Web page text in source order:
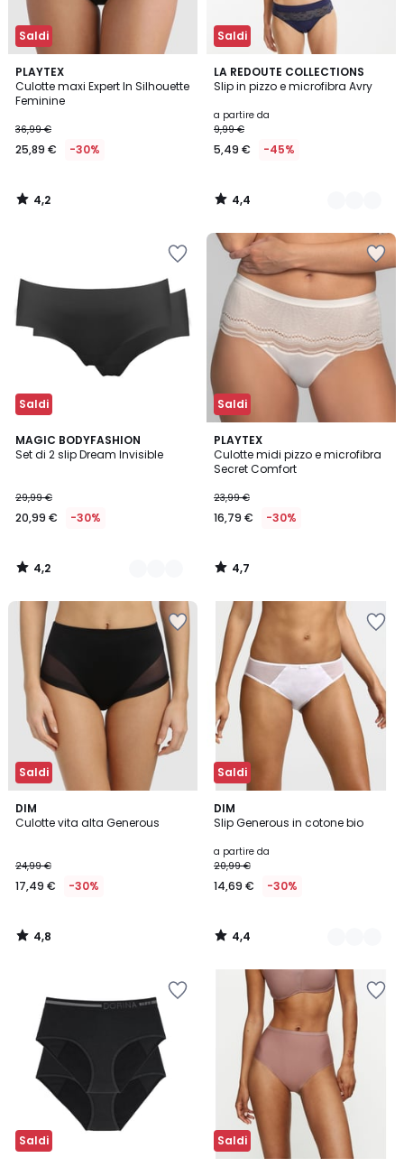
Saldi
PLAYTEX
Culotte maxi Expert In Silhouette
Feminine
36,99 €
25,89 € -30%
4,2
/ 5
4,2
/
Saldi
LA REDOUTE COLLECTIONS
Slip in pizzo e microfibra Avry
a partire da
9,99 €
5,49 € -45%
4,4
/ 5
3
Colori
4,4
/
Saldi
MAGIC BODYFASHION
Set di 2 slip Dream Invisible
29,99 €
20,99 € -30%
4,2
/ 5
2
Colori
4,2
/
Saldi
PLAYTEX
Culotte midi pizzo e microfibra
Secret Comfort
23,99 €
16,79 € -30%
4,7
/ 5
4,7
/
Saldi
DIM
Culotte vita alta Generous
24,99 €
17,49 € -30%
4,8
/ 5
4,8
/
Saldi
DIM
Slip Generous in cotone bio
a partire da
20,99 €
14,69 € -30%
4,4
/ 5
2
Colori
4,4
/
Saldi Saldi